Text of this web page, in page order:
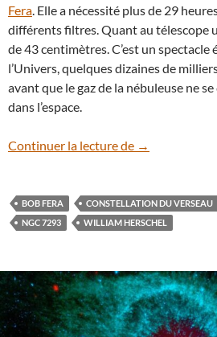
Fera. Elle a nécessité plus de 29
différents filtres. Quant au télescope
de 43 centimètres. C’est un spectacle
l’Univers, quelques dizaines de
avant que le gaz de la nébuleuse ne
dans l’espace.
Continuer la lecture de La nébuleuse
→
BOB FERA CONSTELLATION DU VERSEAU
NGC 7293
WILLIAM HERSCHEL